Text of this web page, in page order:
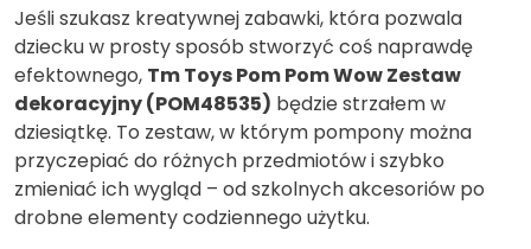
Jeśli szukasz kreatywnej zabawki, która pozwala
dziecku w prosty sposób stworzyć coś naprawdę
efektownego, Tm Toys Pom Pom Wow Zestaw
dekoracyjny (POM48535) będzie strzałem w
dziesiątkę. To zestaw, w którym pompony można
przyczepiać do różnych przedmiotów i szybko
zmieniać ich wygląd – od szkolnych akcesoriów po
drobne elementy codziennego użytku.